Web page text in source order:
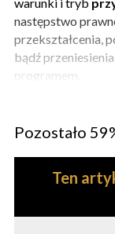
następstwo
przekształcenia,
bądź
programem.
Pozostało
Ten